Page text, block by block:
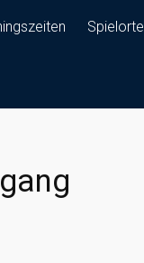
Spielorte